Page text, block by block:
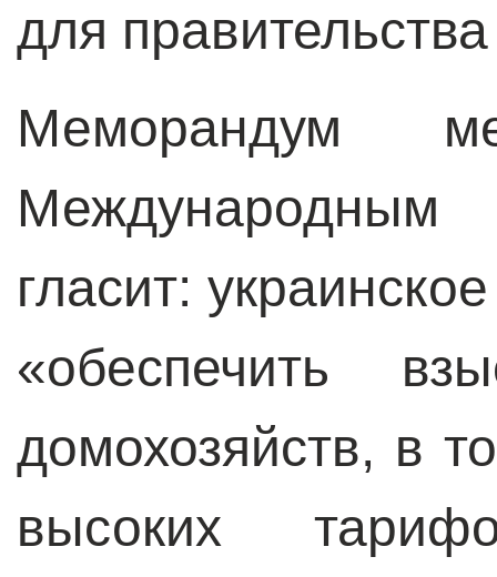
для
Меморандум
гласит:
«обеспечить
домохозяйств, в
высоких